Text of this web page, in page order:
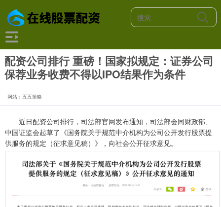
配资公司排行 重磅！国家拟规定：证券公司
保荐业务收费不得以IPO结果作为条件
网站：五五策略
近日配资公司排行，司法部官网发布通知，司法部会同财政部、
中国证监会起草了《国务院关于规范中介机构为公司公开发行股票提
供服务的规定（征求意见稿）》，向社会公开征求意见。